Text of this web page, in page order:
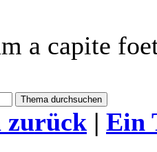
a capite
zurück | Ein